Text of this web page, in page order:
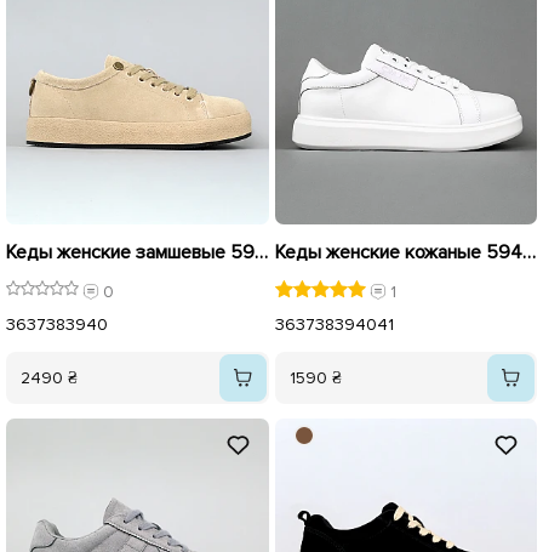
Кеды женские замшевые 594338 Бежевые
0
3637383940
2490 ₴
Кеды женские кожаные 594875 Белые
1
363738394041
1590 ₴